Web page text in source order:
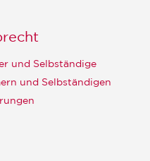
und Selbständige
und Selbständigen